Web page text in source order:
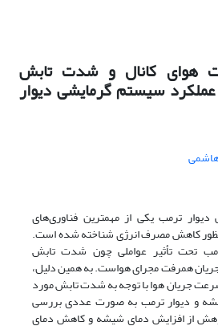
هوای کانال و شدت تابش
سیستم گرمایشی دیوار
ترمب یکی از مهمترین فناوری‌های
کاهش مصرف انرژی شناخته شده است.
تحت تأثیر عواملی چون شدت تابش
همرفت مجرای هواست. به همین دلیل،
سرعت جریان هوا با توجه به شدت تابش مورد
و دیوار ترمب به صورت عددی بررسی
از افزایش دمای شیشه و کاهش دمای